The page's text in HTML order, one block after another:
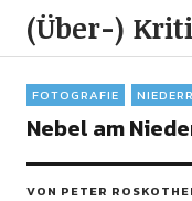
(Über-)
FOTOGRAFIE
Nebel am
VON PETER